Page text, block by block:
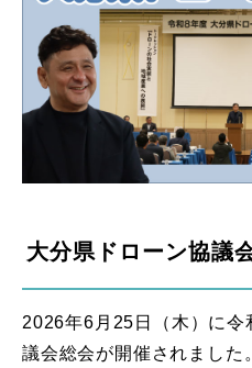
大分県ドローン協議
2026年6月25日（木）に令
議会総会が開催されました